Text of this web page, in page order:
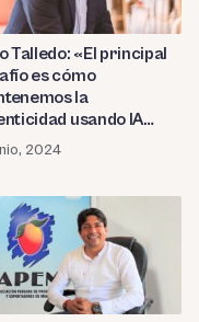
Talledo: «El principal
es cómo
la
usando IA
2024